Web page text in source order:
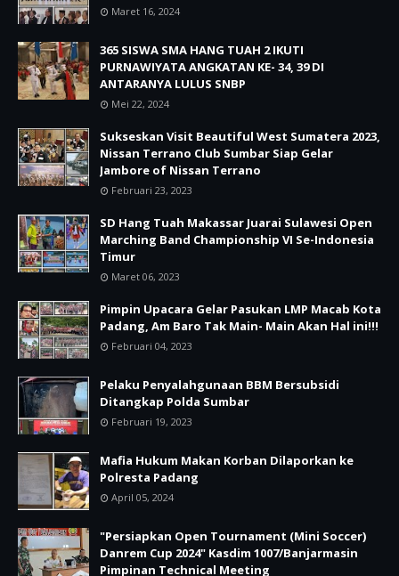
Maret 16, 2024
365 SISWA SMA HANG TUAH 2 IKUTI
PURNAWIYATA ANGKATAN KE- 34, 39 DI
ANTARANYA LULUS SNBP
Mei 22, 2024
Sukseskan Visit Beautiful West Sumatera 2023,
Nissan Terrano Club Sumbar Siap Gelar
Jambore of Nissan Terrano
Februari 23, 2023
SD Hang Tuah Makassar Juarai Sulawesi Open
Marching Band Championship VI Se-Indonesia
Timur
Maret 06, 2023
Pimpin Upacara Gelar Pasukan LMP Macab Kota
Padang, Am Baro Tak Main- Main Akan Hal ini!!!
Februari 04, 2023
Pelaku Penyalahgunaan BBM Bersubsidi
Ditangkap Polda Sumbar
Februari 19, 2023
Mafia Hukum Makan Korban Dilaporkan ke
Polresta Padang
April 05, 2024
"Persiapkan Open Tournament (Mini Soccer)
Danrem Cup 2024" Kasdim 1007/Banjarmasin
Pimpinan Technical Meeting